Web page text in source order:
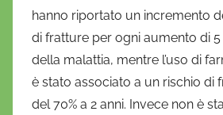
hanno riportato un incremento
di fratture per ogni aumento di
della malattia, mentre l’uso di
è stato associato a un rischio di
del 70% a 2 anni. Invece non è